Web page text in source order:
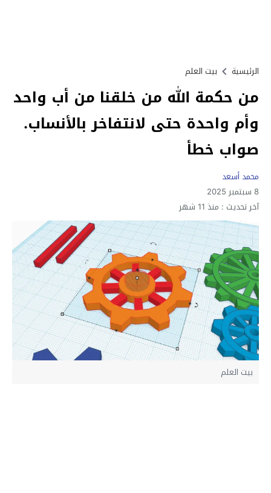
الرئيسية بيت العلم
من حكمة الله من خلقنا من أب واحد
وأم واحدة حتى لانتفاخر بالأنساب.
صواب خطأ
محمد أسعد
8 سبتمبر 2025
آخر تحديث : منذ 11 شهر
بيت العلم